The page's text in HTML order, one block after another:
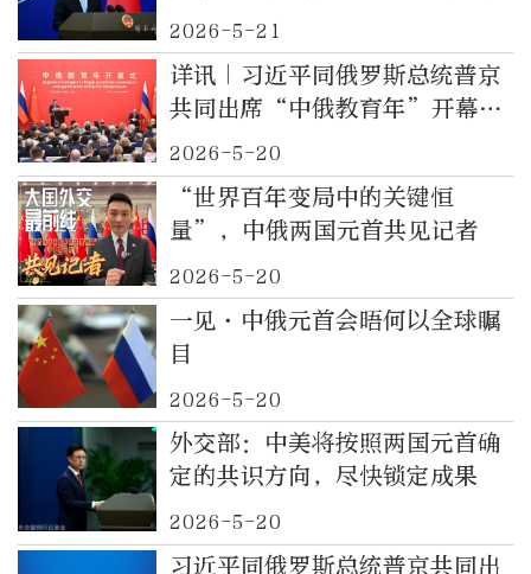
2026-5-21
详讯｜习近平同俄罗斯总统普京
共同出席“中俄教育年”开幕式
并致辞
2026-5-20
“世界百年变局中的关键恒
量”，中俄两国元首共见记者
2026-5-20
一见·中俄元首会晤何以全球瞩
目
2026-5-20
外交部：中美将按照两国元首确
定的共识方向，尽快锁定成果
2026-5-20
习近平同俄罗斯总统普京共同出